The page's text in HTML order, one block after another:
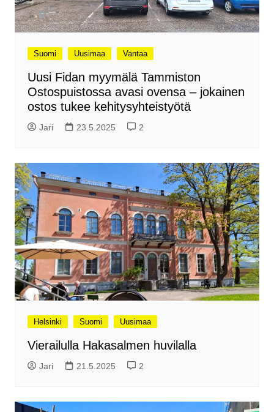
Suomi Uusimaa Vantaa
Uusi Fidan myymälä Tammiston
Ostospuistossa avasi ovensa – jokainen
ostos tukee kehitysyhteistyötä
Jari 23.5.2025 2
Helsinki Suomi Uusimaa
Vierailulla Hakasalmen huvilalla
Jari 21.5.2025 2